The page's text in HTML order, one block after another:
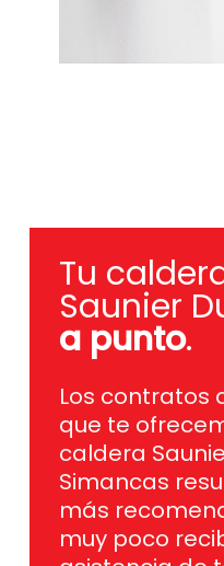
Tu
Saunier
a punto.
Los contratos
que te
caldera
Simancas
más
muy poco